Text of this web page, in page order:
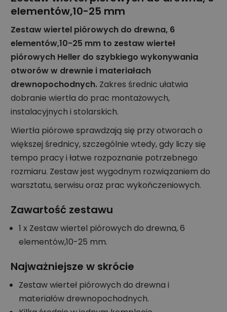
elementów,10-25 mm
Zestaw wiertel piórowych do drewna, 6
elementów,10-25 mm to zestaw wierteł
piórowych Heller do szybkiego wykonywania
otworów w drewnie i materiałach
drewnopochodnych. Zakres średnic ułatwia
dobranie wiertła do prac montażowych,
instalacyjnych i stolarskich.
Wiertła piórowe sprawdzają się przy otworach o
większej średnicy, szczególnie wtedy, gdy liczy się
tempo pracy i łatwe rozpoznanie potrzebnego
rozmiaru. Zestaw jest wygodnym rozwiązaniem do
warsztatu, serwisu oraz prac wykończeniowych.
Zawartość zestawu
1 x Zestaw wiertel piórowych do drewna, 6
elementów,10-25 mm.
Najważniejsze w skrócie
Zestaw wierteł piórowych do drewna i
materiałów drewnopochodnych.